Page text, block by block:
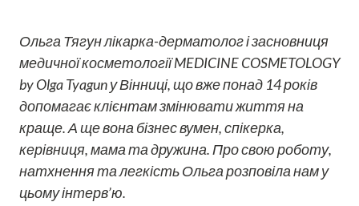
Ольга Тягун лікарка-дерматолог і засновниця
медичної косметології MEDICINE COSMETOLOGY
by Olga Tyagun у Вінниці, що вже понад 14 років
допомагає клієнтам змінювати життя на
краще. А ще вона бізнес вумен, спікерка,
керівниця, мама та дружина. Про свою роботу,
натхнення та легкість Ольга розповіла нам у
цьому інтерв’ю.